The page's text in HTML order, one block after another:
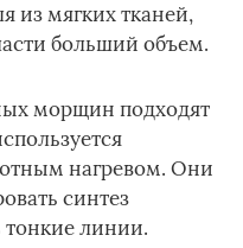
из мягких тканей,
больший объем.
морщин подходят
нагревом. Они
синтез
тонкие линии.